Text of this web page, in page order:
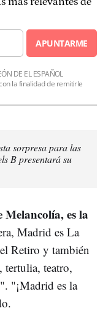
APUNTARME
DE EL ESPAÑOL
la finalidad de remitirle
sorpresa para las
B presentará su
es la
Madrid es La
Retiro y también
tertulia, teatro,
"¡Madrid es la